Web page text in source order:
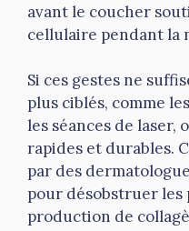
avant le coucher
cellulaire pendant la
Si ces gestes ne
plus ciblés, comme
les séances de
rapides et durables.
par des
pour désobstruer
production de